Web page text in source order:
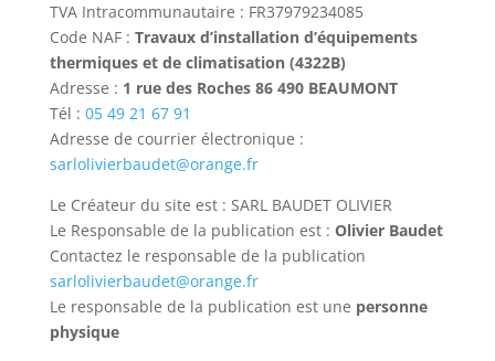
TVA Intracommunautaire : FR37979234085
Code NAF : Travaux d’installation d’équipements
thermiques et de climatisation (4322B)
Adresse : 1 rue des Roches 86 490 BEAUMONT
Tél : 05 49 21 67 91
Adresse de courrier électronique :
sarlolivierbaudet@orange.fr
Le Créateur du site est : SARL BAUDET OLIVIER
Le Responsable de la publication est : Olivier Baudet
Contactez le responsable de la publication
sarlolivierbaudet@orange.fr
Le responsable de la publication est une personne
physique